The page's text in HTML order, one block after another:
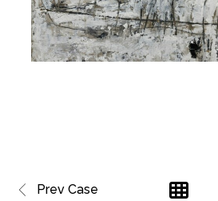
Prev Case